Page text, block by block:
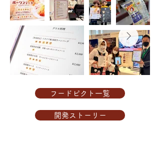
フードピクト一覧
開発ストーリー